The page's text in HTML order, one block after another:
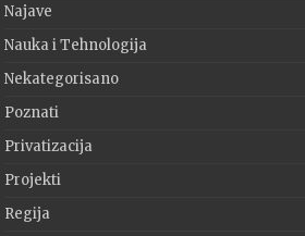
Najave
Nauka i Tehnologija
Nekategorisano
Poznati
Privatizacija
Projekti
Regija